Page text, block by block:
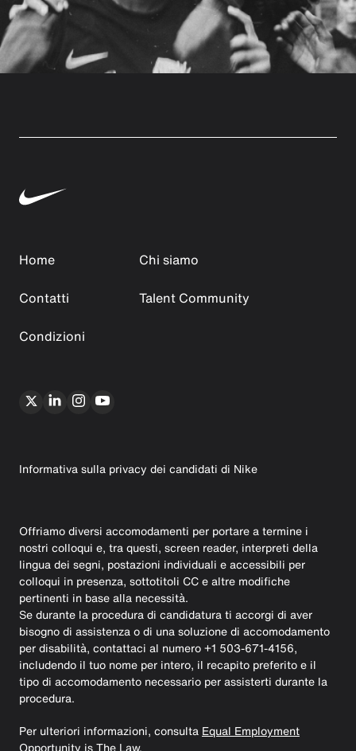
Home
Chi siamo
Contatti
Talent Community
Condizioni
Informativa sulla privacy dei candidati di Nike
Offriamo diversi accomodamenti per portare a termine i
nostri colloqui e, tra questi, screen reader, interpreti della
lingua dei segni, postazioni individuali e accessibili per
colloqui in presenza, sottotitoli CC e altre modifiche
pertinenti in base alla necessità.
Se durante la procedura di candidatura ti accorgi di aver
bisogno di assistenza o di una soluzione di accomodamento
per disabilità, contattaci al numero +1 503-671-4156,
includendo il tuo nome per intero, il recapito preferito e il
tipo di accomodamento necessario per assisterti durante la
procedura.
Per ulteriori informazioni, consulta Equal Employment
Opportunity is The Law.